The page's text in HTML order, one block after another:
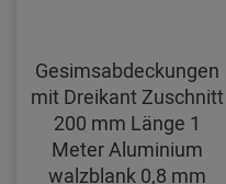
Gesimsabdeckungen
mit Dreikant Zuschnitt
200 mm Länge 1
Meter Aluminium
walzblank 0,8 mm